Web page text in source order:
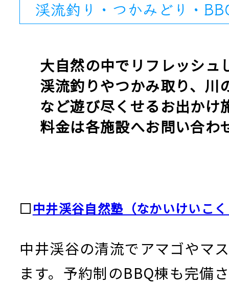
渓流釣り・つかみどり・
大自然の中でリフレッシュ
渓流釣りやつかみ取り、川
など遊び尽くせるお出かけ
料金は各施設へお問い合わ
□中井渓谷自然塾（なかいけいこ
中井渓谷の清流でアマゴやマ
ます。予約制のBBQ棟も完備